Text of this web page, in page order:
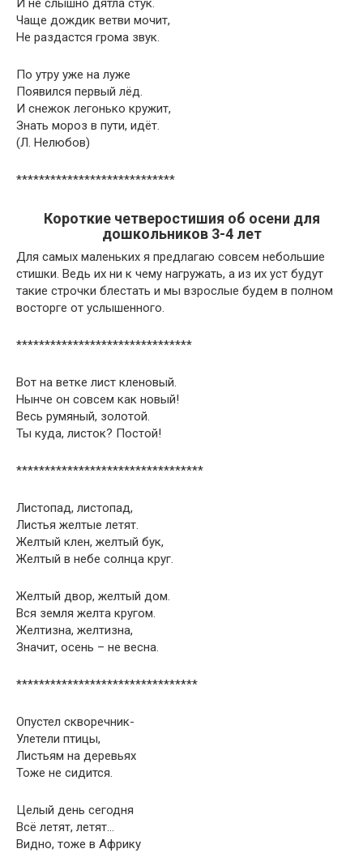
И не слышно дятла стук.
Чаще дождик ветви мочит,
Не раздастся грома звук.
По утру уже на луже
Появился первый лёд.
И снежок легонько кружит,
Знать мороз в пути, идёт.
(Л. Нелюбов)
****************************
Короткие четверостишия об осени для
дошкольников 3-4 лет
Для самых маленьких я предлагаю совсем небольшие
стишки. Ведь их ни к чему нагружать, а из их уст будут
такие строчки блестать и мы взрослые будем в полном
восторге от услышенного.
*******************************
Вот на ветке лист кленовый.
Нынче он совсем как новый!
Весь румяный, золотой.
Ты куда, листок? Постой!
*********************************
Листопад, листопад,
Листья желтые летят.
Желтый клен, желтый бук,
Желтый в небе солнца круг.
Желтый двор, желтый дом.
Вся земля желта кругом.
Желтизна, желтизна,
Значит, осень – не весна.
********************************
Опустел скворечник-
Улетели птицы,
Листьям на деревьях
Тоже не сидится.
Целый день сегодня
Всё летят, летят…
Видно, тоже в Африку